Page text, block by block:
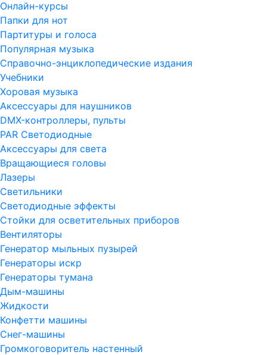
Онлайн-курсы
Папки для нот
Партитуры и голоса
Популярная музыка
Справочно-энциклопедические издания
Учебники
Хоровая музыка
Аксессуары для наушников
DMX-контроллеры, пульты
PAR Светодиодные
Аксессуары для света
Вращающиеся головы
Лазеры
Светильники
Светодиодные эффекты
Стойки для осветительных приборов
Вентиляторы
Генератор мыльных пузырей
Генераторы искр
Генераторы тумана
Дым-машины
Жидкости
Конфетти машины
Снег-машины
Громкоговоритель настенный